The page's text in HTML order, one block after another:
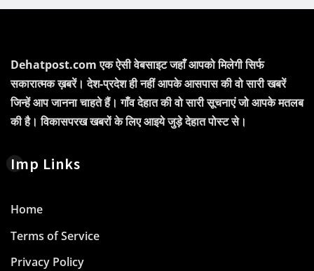
Dehatpost.com एक ऐसी वेबसाइट जहाँ आपको मिलेगी सिर्फ
सकारात्मक ख़बरें। देश-प्रदेश ही नहीं आपके आसपास की वो सारी खबरें
जिन्हें आप जानना चाहते हैं। गाँव देहात की वो सारी सूचनाएं जो आपके मतलब
की है। विकासपरख खबरों के लिए आइये जुड़े देहात पोस्ट से।
Imp Links
Home
Terms of Service
Privacy Policy